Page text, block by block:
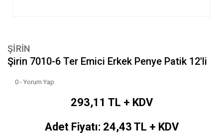
ŞİRİN
Şirin 7010-6 Ter Emici Erkek Penye Patik 12'li
0 - Yorum Yap
293,11 TL + KDV
Adet Fiyatı: 24,43 TL + KDV